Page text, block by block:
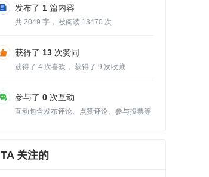
发布了 1 篇内容
共 2049 字， 被阅读 13470 次
获得了 13 次赞同
获得了 4 次喜欢， 获得了 9 次收藏
参与了 0 次互动
互动包含发布评论、点赞评论、参与投票等
TA 关注的